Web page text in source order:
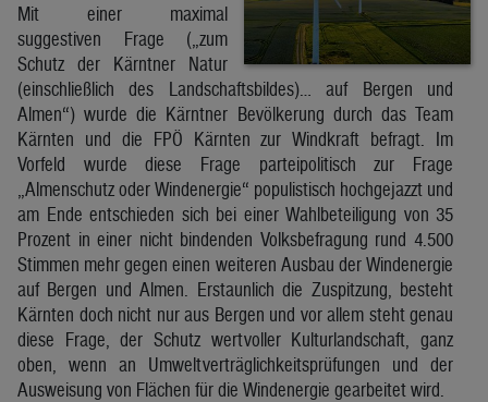
Mit einer maximal
suggestiven Frage („zum
Schutz der Kärntner Natur
(einschließlich des Landschaftsbildes)… auf Bergen und
Almen“) wurde die Kärntner Bevölkerung durch das Team
Kärnten und die FPÖ Kärnten zur Windkraft befragt. Im
Vorfeld wurde diese Frage parteipolitisch zur Frage
„Almenschutz oder Windenergie“ populistisch hochgejazzt und
am Ende entschieden sich bei einer Wahlbeteiligung von 35
Prozent in einer nicht bindenden Volksbefragung rund 4.500
Stimmen mehr gegen einen weiteren Ausbau der Windenergie
auf Bergen und Almen. Erstaunlich die Zuspitzung, besteht
Kärnten doch nicht nur aus Bergen und vor allem steht genau
diese Frage, der Schutz wertvoller Kulturlandschaft, ganz
oben, wenn an Umweltverträglichkeitsprüfungen und der
Ausweisung von Flächen für die Windenergie gearbeitet wird.